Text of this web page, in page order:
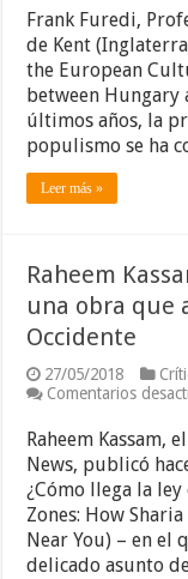
Frank Furedi,
de Kent
the European
between Hungary
últimos años, la
populismo se ha
Leer más »
Raheem
una obra que
Occidente
27/05/2018
Comentarios
Raheem Kassam,
News, publicó
¿Cómo llega la
Zones: How
Near You) – en el
delicado asunto